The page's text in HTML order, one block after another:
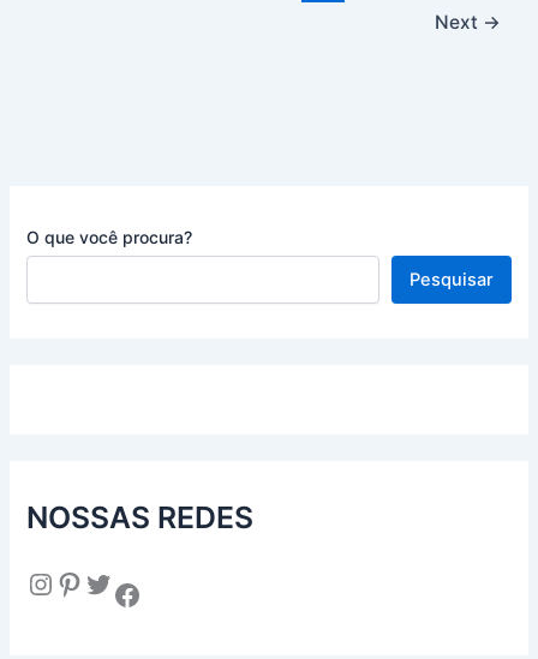
Next →
O que você procura?
Pesquisar
NOSSAS REDES
Instagram Pinterest Twitter Facebook